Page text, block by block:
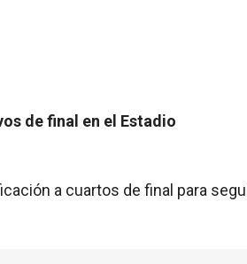
de final en el Estadio
a cuartos de final para